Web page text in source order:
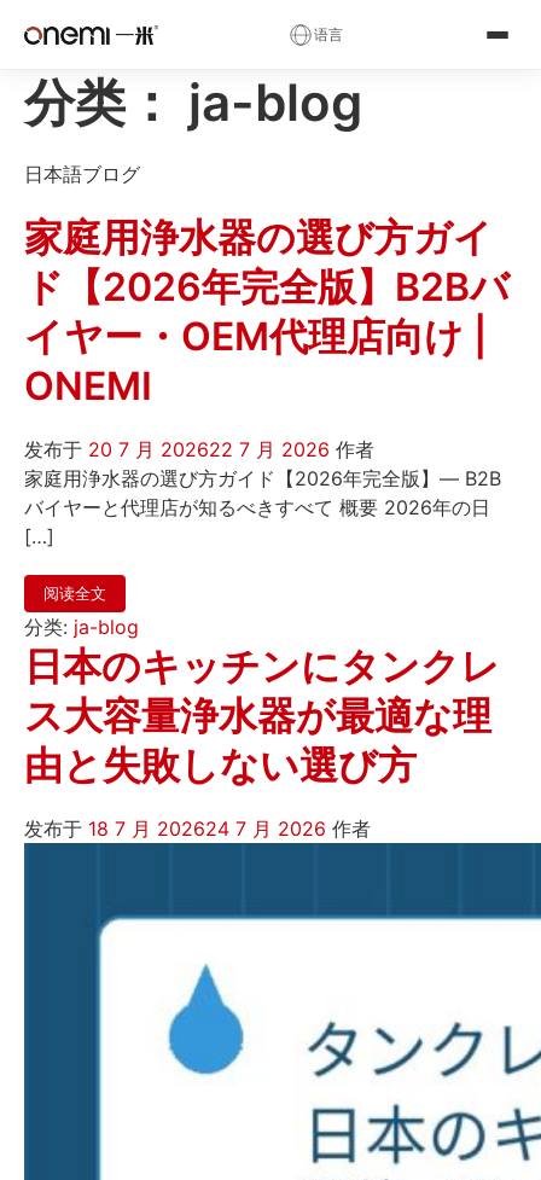
✕
简体中文
العربية
Français
Nederlands Polski Українська
Română Čeština Magyar
Ελληνικά Српски Svenska
اردو বাংলা
한국어 Tiếng Việt ไทย
မြန်မာ
Oʻzbek Тоҷикӣ Türkmen
Kiswahili Hausa አማርኛ
语言
分类： ja-blog
日本語ブログ
家庭用浄水器の選び方ガイ
ド【2026年完全版】B2Bバ
イヤー・OEM代理店向け |
ONEMI
发布于 20 7 月 202622 7 月 2026 作者
家庭用浄水器の選び方ガイド【2026年完全版】— B2B
バイヤーと代理店が知るべきすべて 概要 2026年の日
[…]
阅读全文
分类: ja-blog
日本のキッチンにタンクレ
ス大容量浄水器が最適な理
由と失敗しない選び方
发布于 18 7 月 202624 7 月 2026 作者